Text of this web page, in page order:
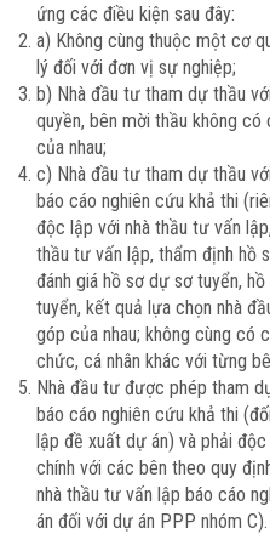
ứng các điều kiện sau đây:
a) Không cùng thuộc một cơ
lý đối với đơn vị sự nghiệp;
b) Nhà đầu tư tham dự thầu
quyền, bên mời thầu không
của nhau;
c) Nhà đầu tư tham dự thầu
báo cáo nghiên cứu khả thi
độc lập với nhà thầu tư vấn
thầu tư vấn lập, thẩm định hồ
đánh giá hồ sơ dự sơ tuyển,
tuyển, kết quả lựa chọn nhà
góp của nhau; không cùng có
chức, cá nhân khác với từng
Nhà đầu tư được phép tham
báo cáo nghiên cứu khả thi
lập đề xuất dự án) và phải
chính với các bên theo quy
nhà thầu tư vấn lập báo cáo
án đối với dự án PPP nhóm C).